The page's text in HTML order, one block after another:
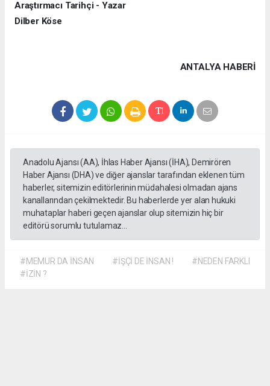
Araştırmacı Tarihçi - Yazar
Dilber Köse
ANTALYA HABERİ
Anadolu Ajansı (AA), İhlas Haber Ajansı (İHA), Demirören
Haber Ajansı (DHA) ve diğer ajanslar tarafından eklenen tüm
haberler, sitemizin editörlerinin müdahalesi olmadan ajans
kanallarından çekilmektedir. Bu haberlerde yer alan hukuki
muhataplar haberi geçen ajanslar olup sitemizin hiç bir
editörü sorumlu tutulamaz...
#MEMUR DA İNSAN #İŞÇİ DE İNSAN !
#NEDEN FARKLI
#İZİN ?